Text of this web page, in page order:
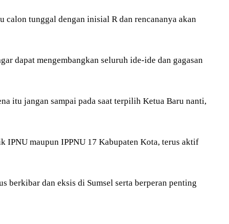
tunggal dengan inisial R dan rencananya akan
dapat mengembangkan seluruh ide-ide dan gagasan
itu jangan sampai pada saat terpilih Ketua Baru nanti,
IPNU maupun IPPNU 17 Kabupaten Kota, terus aktif
berkibar dan eksis di Sumsel serta berperan penting